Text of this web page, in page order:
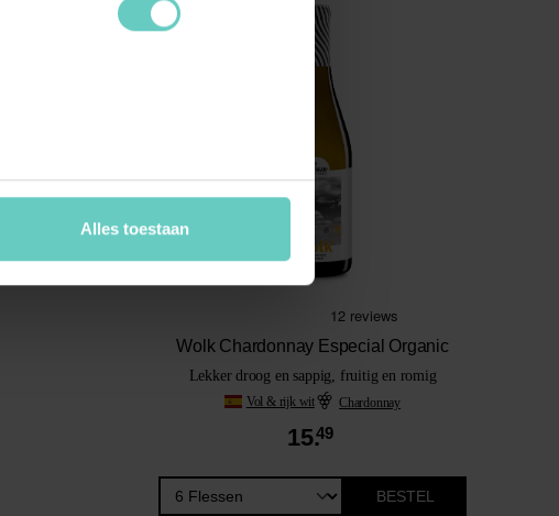
Alles toestaan
Wolk Chardonnay Especial Organic
Lekker droog en sappig, fruitig en romig
Vol & rijk wit Chardonnay
15.49
BESTEL